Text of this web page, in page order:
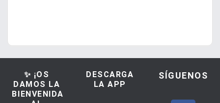
✨ ¡OS
DAMOS LA
BIENVENIDA
DESCARGA
LA APP
SÍGUENOS